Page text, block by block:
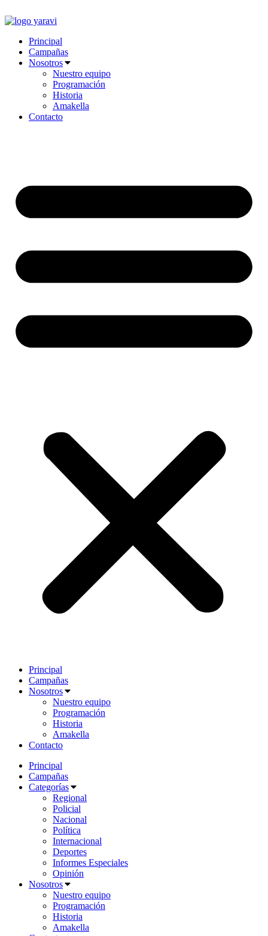
al
Principal
Campañas
Nosotros
Nuestro equipo
Programación
Historia
Amakella
Contacto
Principal
Campañas
Nosotros
Nuestro equipo
Programación
Historia
Amakella
Contacto
Principal
Campañas
Categorías
Regional
Policial
Nacional
Política
Internacional
Deportes
Informes Especiales
Opinión
Nosotros
Nuestro equipo
Programación
Historia
Amakella